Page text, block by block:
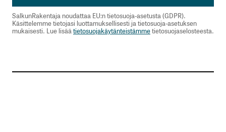
SalkunRakentaja noudattaa EU:n tietosuoja-asetusta (GDPR).
Käsittelemme tietojasi luottamuksellisesti ja tietosuoja-asetuksen
mukaisesti. Lue lisää tietosuojakäytänteistämmetietosuojaselosteesta.